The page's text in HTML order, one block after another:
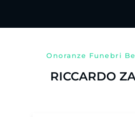
Onoranze Funebri
RICCARDO